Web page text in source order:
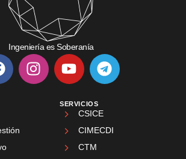
Ingeniería es Soberanía
SERVICIOS
CSICE
CIMECDI
CTM